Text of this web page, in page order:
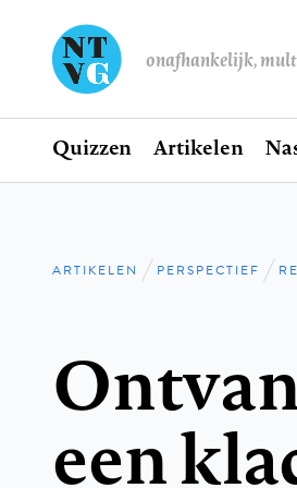
onafhankelijk,
Hoofdnavigatie
Home
Quizzen Artikelen
Kruimelpad
ARTIKELEN PERSPECTIEF
een